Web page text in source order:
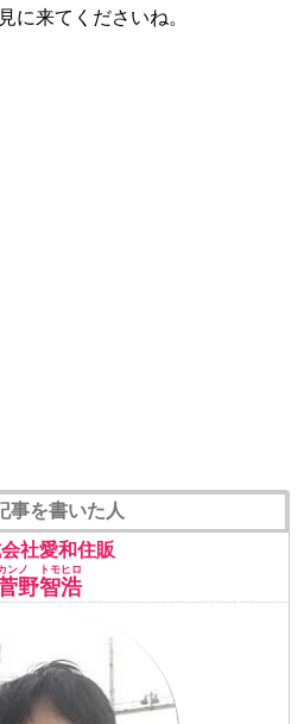
に来てくださいね。
事を書いた人
社愛和住販
野智浩
ンノ トモヒロ